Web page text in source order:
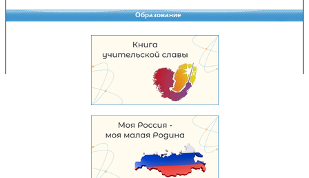
Образование
Copyright © 2008-2026 Управление образования
Перепечатка и использование материалов возможны только с разрешения
Управления образования.
103,940,521 уникальных посетителей